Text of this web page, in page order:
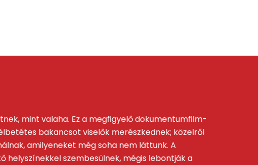
mint valaha. Ez a megfigyelő dokumentumfilm-
bakancsot viselők merészkednek; közelről
amilyeneket még soha nem láttunk. A
szembesülnek, mégis lebontják a